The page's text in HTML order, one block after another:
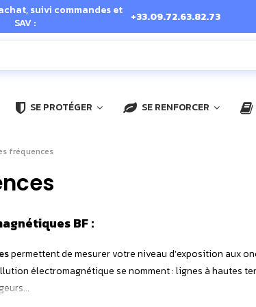
suivi commandes et
SAV :
+33.09.72.63.82.73
SE PROTÉGER SE RENFORCER
fréquences
BF :
permettent de mesurer votre niveau d’exposition aux
électromagnétique se nomment : lignes à hautes